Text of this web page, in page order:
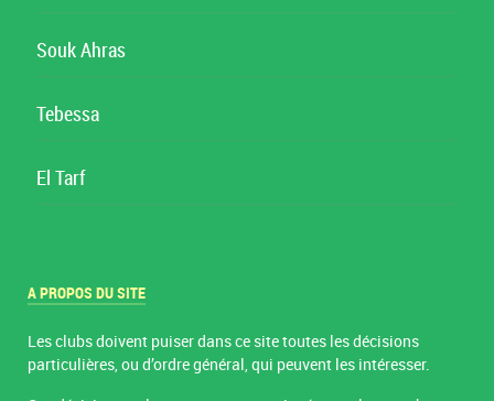
Souk Ahras
Tebessa
El Tarf
A PROPOS DU SITE
Les clubs doivent puiser dans ce site toutes les décisions
particulières, ou d’ordre général, qui peuvent les intéresser.